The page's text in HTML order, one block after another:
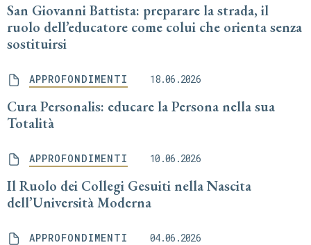
San Giovanni Battista: preparare la strada, il
ruolo dell’educatore come colui che orienta senza
sostituirsi
APPROFONDIMENTI 18.06.2026
Cura Personalis: educare la Persona nella sua
Totalità
APPROFONDIMENTI 10.06.2026
Il Ruolo dei Collegi Gesuiti nella Nascita
dell’Università Moderna
APPROFONDIMENTI 04.06.2026